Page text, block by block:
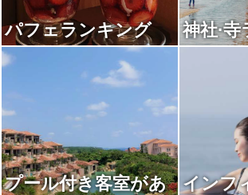
パフェランキング 神社·
プール付き客室があ
インフ